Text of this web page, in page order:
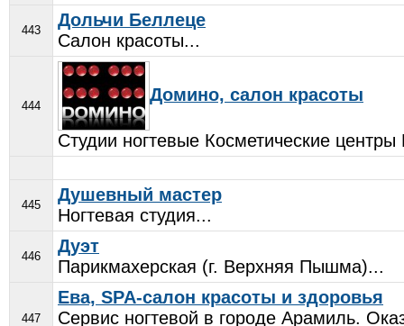
443
Дольчи Беллеце
Салон красоты...
444
Домино, салон красоты
Студии ногтевые Косметические
445
Душевный мастер
Ногтевая студия...
446
Дуэт
Парикмахерская (г. Верхняя Пышма)...
447
Ева, SPA-салон красоты и здоровья
Сервис ногтевой в городе Арамиль.